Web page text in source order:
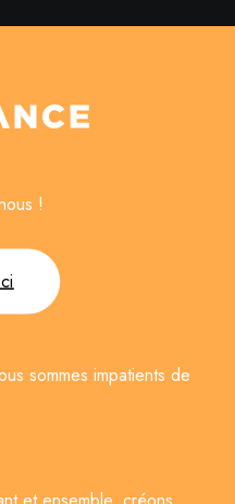
!
sommes impatients de